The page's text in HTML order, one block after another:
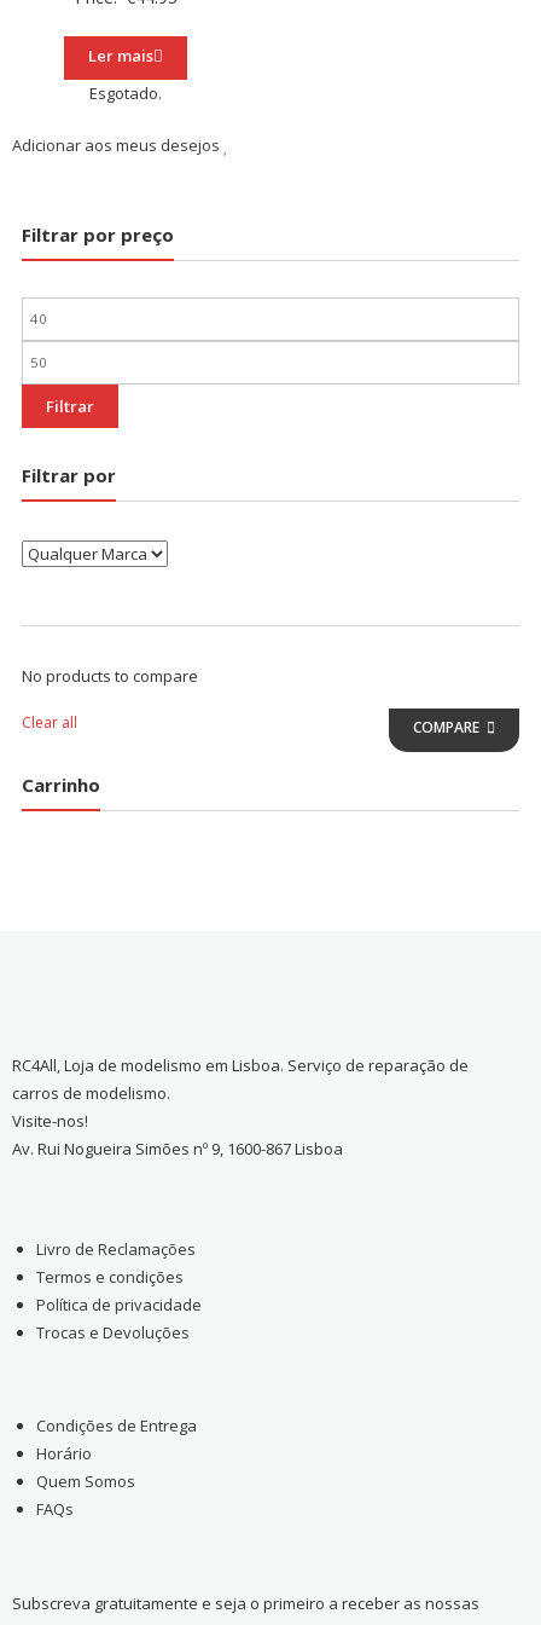
Ler mais
Esgotado.
Adicionar aos meus desejos
Filtrar por preço
Preço
mínimo
Preço
máximo
Filtrar
Filtrar por
No products to compare
Clear all COMPARE
Carrinho
RC4All, Loja de modelismo em Lisboa. Serviço de reparação de
carros de modelismo.
Visite-nos!
Av. Rui Nogueira Simões nº 9, 1600-867 Lisboa
Livro de Reclamações
Termos e condições
Política de privacidade
Trocas e Devoluções
Condições de Entrega
Horário
Quem Somos
FAQs
Subscreva gratuitamente e seja o primeiro a receber as nossas